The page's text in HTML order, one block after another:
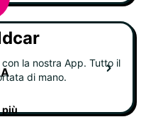
la nostra App. Tutto il
di mano.
più